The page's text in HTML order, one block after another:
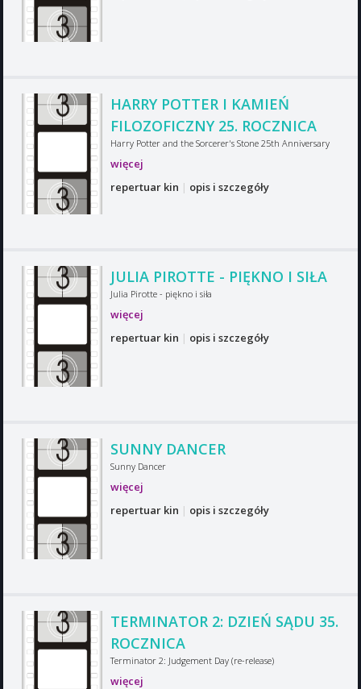
HARRY POTTER I KAMIEŃ
FILOZOFICZNY 25. ROCZNICA
Harry Potter and the Sorcerer's Stone 25th Anniversary
więcej
repertuar kin | opis i szczegóły
JULIA PIROTTE - PIĘKNO I SIŁA
Julia Pirotte - piękno i siła
więcej
repertuar kin | opis i szczegóły
SUNNY DANCER
Sunny Dancer
więcej
repertuar kin | opis i szczegóły
TERMINATOR 2: DZIEŃ SĄDU 35.
ROCZNICA
Terminator 2: Judgement Day (re-release)
więcej